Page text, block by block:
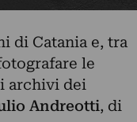
di Catania e, tra
le
archivi dei
Andreotti, di